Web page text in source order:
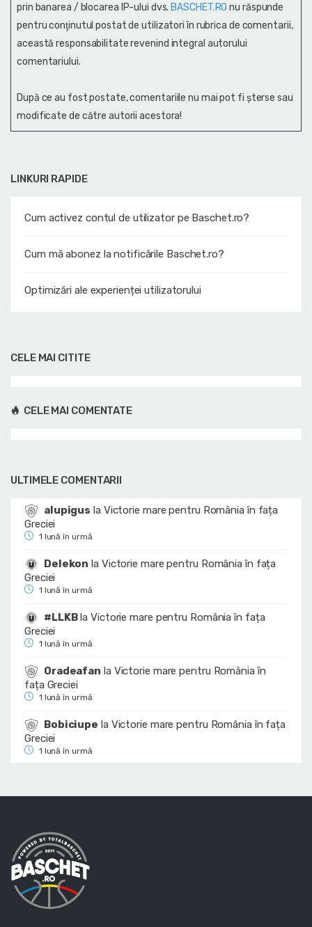
LINKURI RAPIDE
Cum activez contul de utilizator pe Baschet.ro?
Cum mă abonez la notificările Baschet.ro?
Optimizări ale experienței utilizatorului
prin banarea / blocarea IP-ului dvs. BASCHET.RO nu răspunde
pentru conţinutul postat de utilizatori în rubrica de comentarii,
această responsabilitate revenind integral autorului
comentariului.
După ce au fost postate, comentariile nu mai pot fi șterse sau
modificate de către autorii acestora!
CELE MAI CITITE
CELE MAI COMENTATE
ULTIMELE COMENTARII
alupigus la Victorie mare pentru România în fața
Greciei
1 lună în urmă
Delekon la Victorie mare pentru România în fața
Greciei
1 lună în urmă
#LLKBlaVictorie mare pentru România în fața
Greciei
1 lună în urmă
Oradeafan la Victorie mare pentru România în
fața Greciei
1 lună în urmă
Bobiciupe la Victorie mare pentru România în fața
Greciei
1 lună în urmă